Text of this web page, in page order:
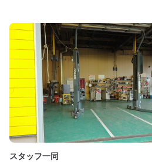
スタッフ一同